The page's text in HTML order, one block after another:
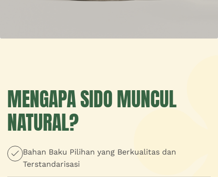
MENGAPA SIDO MUNCUL
NATURAL?
Bahan Baku Pilihan yang Berkualitas dan
Terstandarisasi